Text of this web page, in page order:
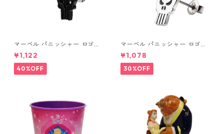
マーベル パニッシャー ロゴス
タッドピアス ブラック MARV
EL
¥1,122
40%OFF
マーベル パニッシャー ロゴス
タッドピアス シルバー MARV
EL
¥1,078
30%OFF